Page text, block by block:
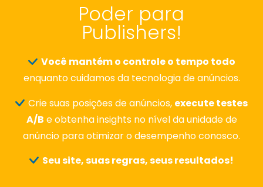
Poder para
Publishers!
Você mantém o controle o tempo todo
enquanto cuidamos da tecnologia de anúncios.
Crie suas posições de anúncios, execute testes
A/B e obtenha insights no nível da unidade de
anúncio para otimizar o desempenho conosco.
Seu site, suas regras, seus resultados!